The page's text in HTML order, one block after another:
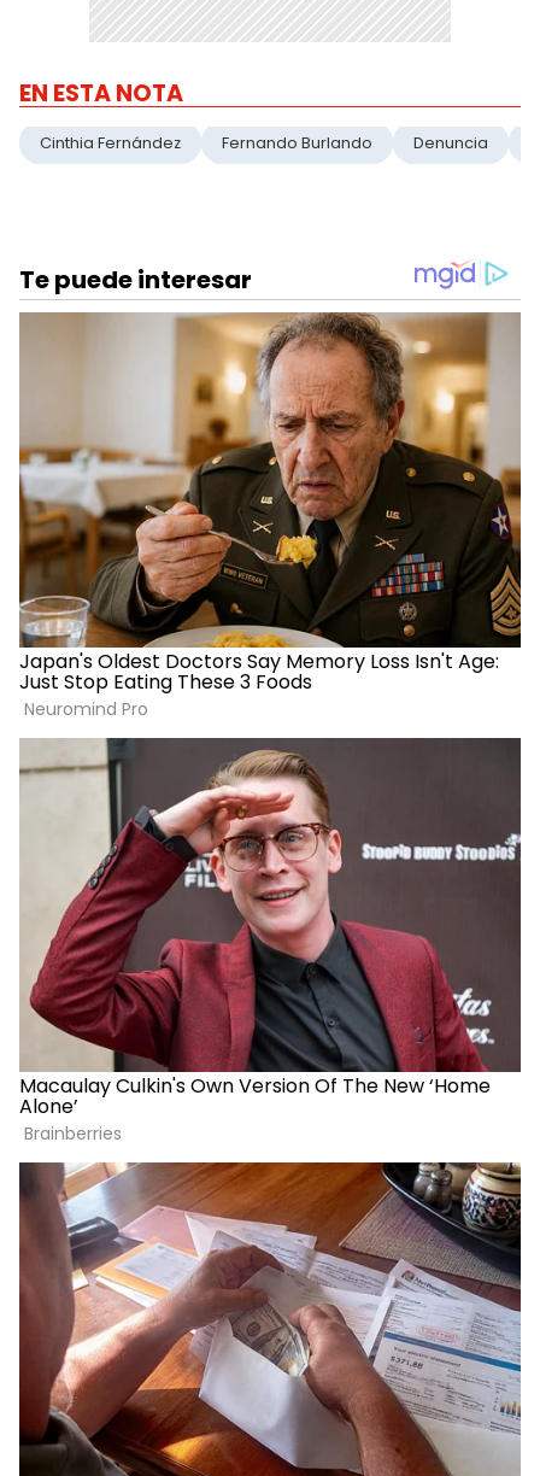
EN ESTA NOTA
Cinthia Fernández Fernando Burlando Denuncia